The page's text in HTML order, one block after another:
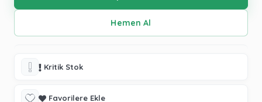
Kritik Stok
Favorilere Ekle